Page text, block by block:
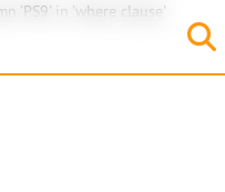
'PS9' in 'where clause'